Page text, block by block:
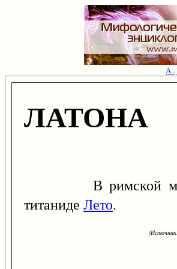
А..
ЛАТОНА
В римской
титаниде Лето.